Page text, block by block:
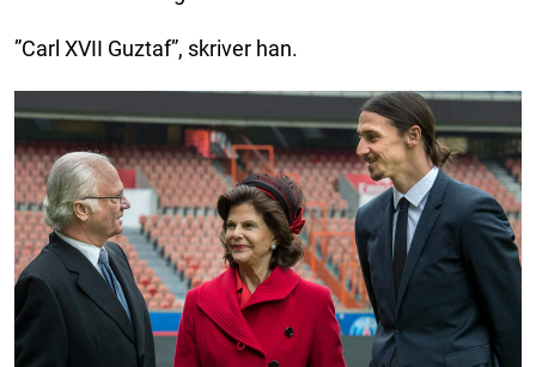
”Carl XVII Guztaf”, skriver han.